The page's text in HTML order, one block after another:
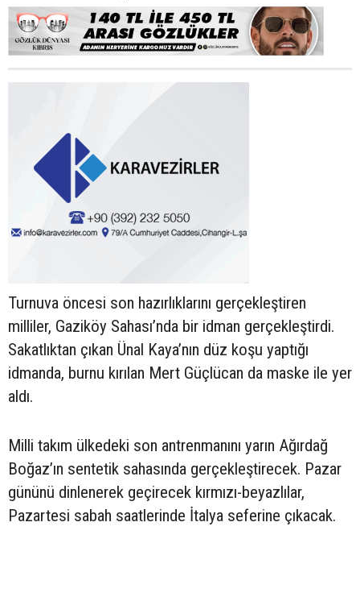
Turnuva öncesi son hazırlıklarını gerçekleştiren
milliler, Gaziköy Sahası’nda bir idman gerçekleştirdi.
Sakatlıktan çıkan Ünal Kaya’nın düz koşu yaptığı
idmanda, burnu kırılan Mert Güçlücan da maske ile yer
aldı.
Milli takım ülkedeki son antrenmanını yarın Ağırdağ
Boğaz’ın sentetik sahasında gerçekleştirecek. Pazar
gününü dinlenerek geçirecek kırmızı-beyazlılar,
Pazartesi sabah saatlerinde İtalya seferine çıkacak.